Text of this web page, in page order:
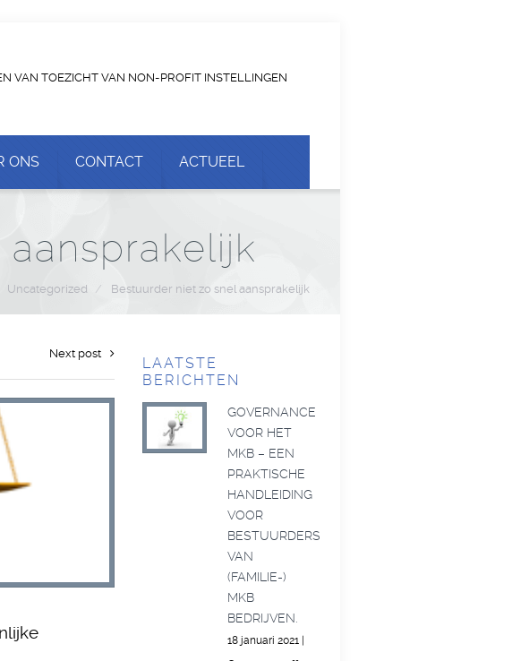
VAN TOEZICHT VAN NON-PROFIT INSTELLINGEN
ONS CONTACT ACTUEEL
Uncategorized / Bestuurder niet zo snel aansprakelijk
Next post
LAATSTE
BERICHTEN
GOVERNANCE
VOOR HET
MKB – EEN
PRAKTISCHE
HANDLEIDING
VOOR
BESTUURDERS
VAN
(FAMILIE-)
MKB
BEDRIJVEN.
18 januari 2021